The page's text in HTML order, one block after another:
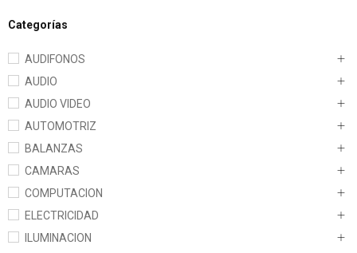
Categorías
AUDIFONOS
AUDIO
AUDIO VIDEO
AUTOMOTRIZ
BALANZAS
CAMARAS
COMPUTACION
ELECTRICIDAD
ILUMINACION